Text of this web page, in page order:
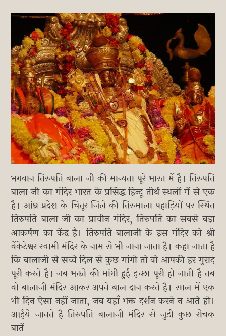
भगवान तिरुपति बाला जी की मान्यता पूरे भारत में है। तिरुपति
बाला जी का मंदिर भारत के प्रसिद्ध हिन्दू तीर्थ स्थलों में से एक
है। आंध्र प्रदेश के चित्तूर जिले की तिरुमाला पहाड़ियों पर स्थित
तिरुपति बाला जी का प्राचीन मंदिर, तिरुपति का सबसे बड़ा
आकर्षण का केंद्र है। तिरुपति बालाजी के इस मंदिर को श्री
वेंकेटेश्वर स्वामी मंदिर के नाम से भी जाना जाता है। कहा जाता है
कि बालाजी से सच्चे दिल से कुछ मांगो तो वो आपकी हर मुराद
पूरी करते है। जब भक्तो की मांगी हुई इच्छा पूरी हो जाती है तब
वो बालाजी मंदिर आकर अपने बाल दान करते है। साल में एक
भी दिन ऐसा नहीं जाता, जब यहाँ भक्त दर्शन करने न आते हो।
आईये जानते है तिरुपति बालाजी मंदिर से जुडी कुछ रोचक
बातें-